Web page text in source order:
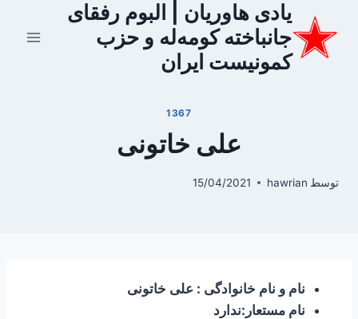
محتوا
یادی هاوریان | البوم رفقای
جانباخته کومه‌له و حزب
کمونیست ایران
1367
علی خاتونی
توسط hawrian
15/04/2021
نام و نام خانوادگی : علی خاتونی
نام مستعار:ندارد